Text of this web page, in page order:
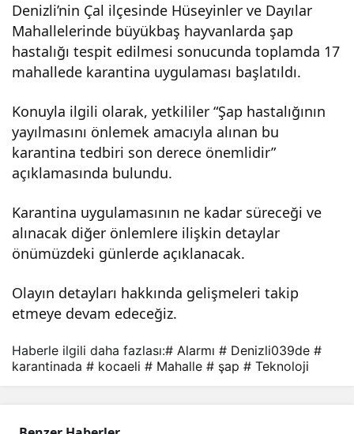
Denizli’nin Çal ilçesinde Hüseyinler ve Dayılar
Mahallelerinde büyükbaş hayvanlarda şap
hastalığı tespit edilmesi sonucunda toplamda 17
mahallede karantina uygulaması başlatıldı.
Konuyla ilgili olarak, yetkililer “Şap hastalığının
yayılmasını önlemek amacıyla alınan bu
karantina tedbiri son derece önemlidir”
açıklamasında bulundu.
Karantina uygulamasının ne kadar süreceği ve
alınacak diğer önlemlere ilişkin detaylar
önümüzdeki günlerde açıklanacak.
Olayın detayları hakkında gelişmeleri takip
etmeye devam edeceğiz.
alar
mı:
17
mah
kara
dön
Haberle ilgili daha fazlası:# Alarmı # Denizli039de #
karantinada # kocaeli # Mahalle # şap # Teknoloji